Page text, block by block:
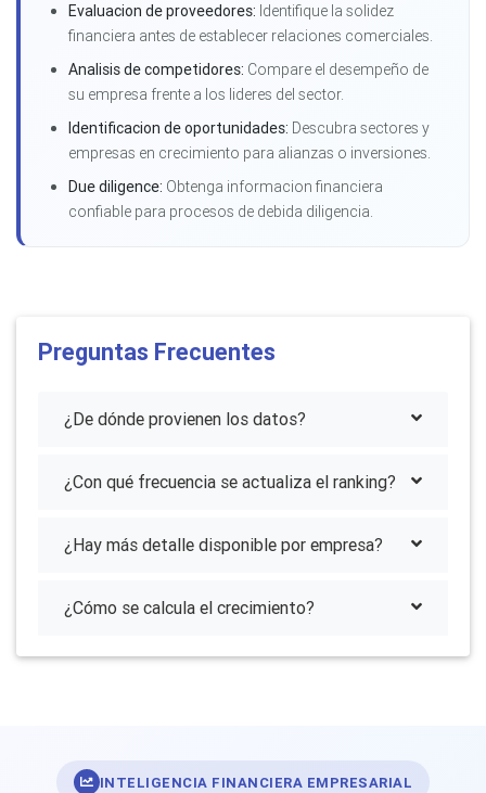
Evaluacion de proveedores: Identifique la solidez
financiera antes de establecer relaciones comerciales.
Analisis de competidores: Compare el desempeño de
su empresa frente a los lideres del sector.
Identificacion de oportunidades: Descubra sectores y
empresas en crecimiento para alianzas o inversiones.
Due diligence: Obtenga informacion financiera
confiable para procesos de debida diligencia.
Preguntas Frecuentes
¿De dónde provienen los datos?
¿Con qué frecuencia se actualiza el ranking?
¿Hay más detalle disponible por empresa?
¿Cómo se calcula el crecimiento?
INTELIGENCIA FINANCIERA EMPRESARIAL